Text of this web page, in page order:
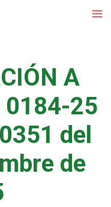
A
0184-25
del
de